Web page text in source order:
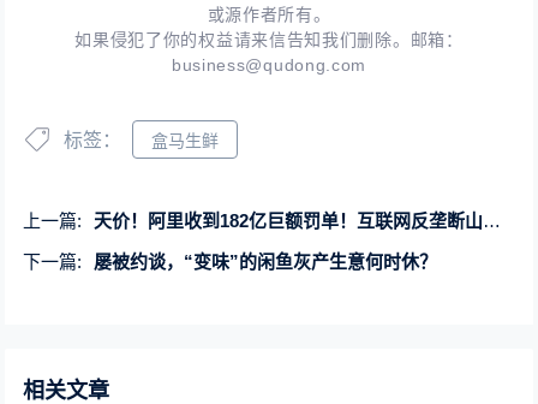
或源作者所有。
如果侵犯了你的权益请来信告知我们删除。邮箱：
business@qudong.com
标签： 盒马生鲜
上一篇:
天价！阿里收到182亿巨额罚单！互联网反垄断山雨欲来？
下一篇:
屡被约谈，“变味”的闲鱼灰产生意何时休？
相关文章